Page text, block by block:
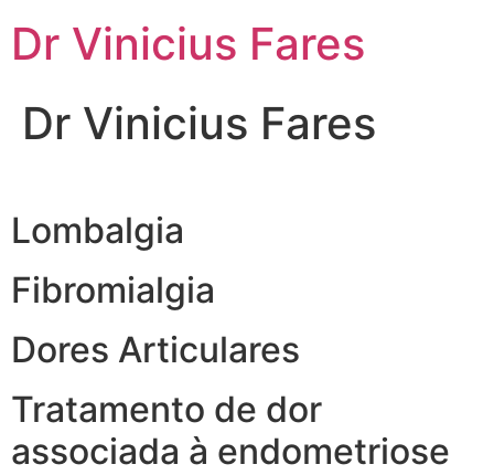
para
Dr Vinicius Fares
Dr Vinicius Fares
Lombalgia
Fibromialgia
Dores Articulares
Tratamento de dor
associada à endometriose